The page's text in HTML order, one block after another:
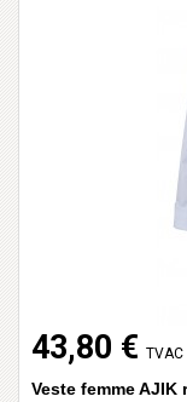
43,80 € TVAC
Veste femme AJIK